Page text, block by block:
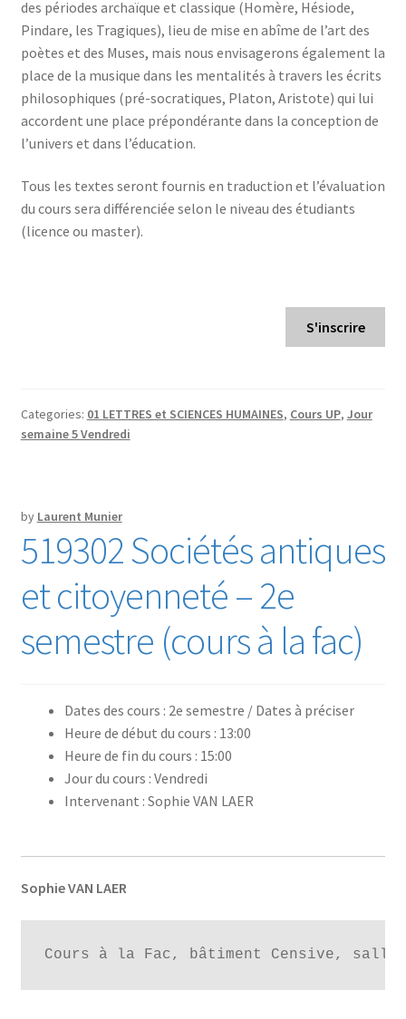
des périodes archaïque et classique (Homère, Hésiode,
Pindare, les Tragiques), lieu de mise en abîme de l’art des
poètes et des Muses, mais nous envisagerons également la
place de la musique dans les mentalités à travers les écrits
philosophiques (pré-socratiques, Platon, Aristote) qui lui
accordent une place prépondérante dans la conception de
l’univers et dans l’éducation.
Tous les textes seront fournis en traduction et l’évaluation
du cours sera différenciée selon le niveau des étudiants
(licence ou master).
S'inscrire
Categories: 01 LETTRES et SCIENCES HUMAINES, Cours UP, Jour
semaine 5 Vendredi
by Laurent Munier
519302 Sociétés antiques
et citoyenneté – 2e
semestre (cours à la fac)
Dates des cours : 2e semestre / Dates à préciser
Heure de début du cours : 13:00
Heure de fin du cours : 15:00
Jour du cours : Vendredi
Intervenant : Sophie VAN LAER
Sophie VAN LAER
Cours à la Fac, bâtiment Censive,